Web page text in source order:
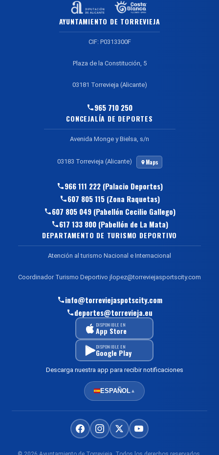
AYUNTAMIENTO DE TORREVIEJA
CIF: P0313300F
Plaza de la Constitución, 5
03181 Torrevieja (Alicante)
965 710 250
CONCEJALÍA DE DEPORTES
Avenida Monge y Bielsa, s/n
03183 Torrevieja (Alicante) Maps
966 111 222 (Palacio Deportes)
607 805 115 (Zona Raquetas)
607 805 049 (Pabellón Cecilio Gallego)
617 133 800 (Pabellón de La Mata)
DEPARTAMENTO DE TURISMO DEPORTIVO
Atención al turismo Nacional e Internacional
Coordinador Turismo Deportivo jlopez@torreviejasportscity.com
info@torreviejaspotscity.com
deportes@torrevieja.eu
DISPONIBLE EN
App Store
DISPONIBLE EN
Google Play
Descarga nuestra app para recibir notificaciones
ESPAÑOL▲